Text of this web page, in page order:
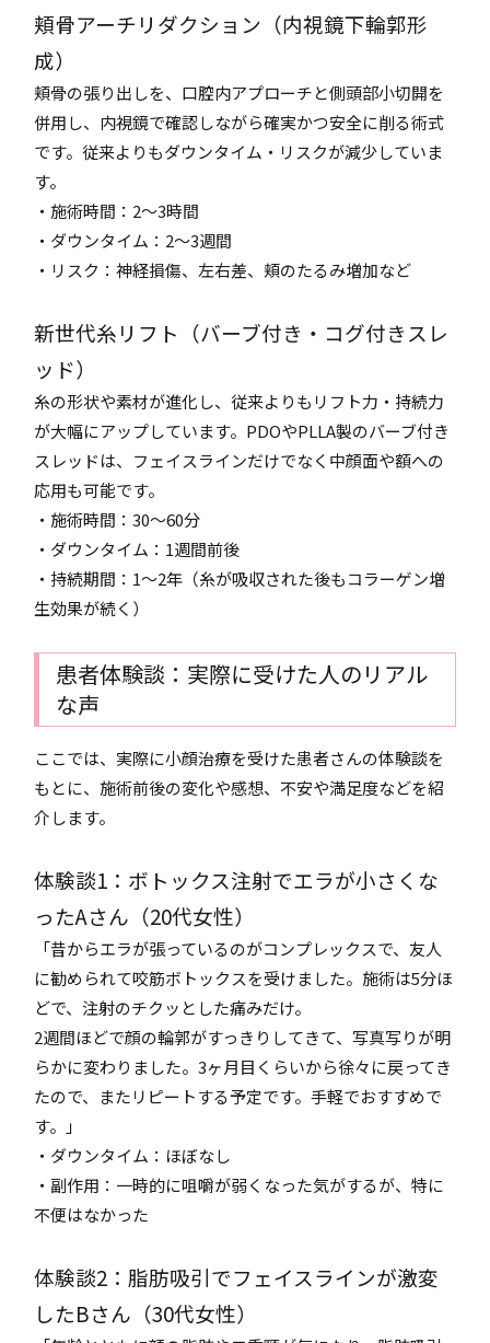
頬骨アーチリダクション（内視鏡下輪郭形
成）
頬骨の張り出しを、口腔内アプローチと側頭部小切開を
併用し、内視鏡で確認しながら確実かつ安全に削る術式
です。従来よりもダウンタイム・リスクが減少していま
す。
・施術時間：2〜3時間
・ダウンタイム：2〜3週間
・リスク：神経損傷、左右差、頬のたるみ増加など
新世代糸リフト（バーブ付き・コグ付きスレ
ッド）
糸の形状や素材が進化し、従来よりもリフト力・持続力
が大幅にアップしています。PDOやPLLA製のバーブ付き
スレッドは、フェイスラインだけでなく中顔面や額への
応用も可能です。
・施術時間：30〜60分
・ダウンタイム：1週間前後
・持続期間：1〜2年（糸が吸収された後もコラーゲン増
生効果が続く）
患者体験談：実際に受けた人のリアル
な声
ここでは、実際に小顔治療を受けた患者さんの体験談を
もとに、施術前後の変化や感想、不安や満足度などを紹
介します。
体験談1：ボトックス注射でエラが小さくな
ったAさん（20代女性）
「昔からエラが張っているのがコンプレックスで、友人
に勧められて咬筋ボトックスを受けました。施術は5分ほ
どで、注射のチクッとした痛みだけ。
2週間ほどで顔の輪郭がすっきりしてきて、写真写りが明
らかに変わりました。3ヶ月目くらいから徐々に戻ってき
たので、またリピートする予定です。手軽でおすすめで
す。」
・ダウンタイム：ほぼなし
・副作用：一時的に咀嚼が弱くなった気がするが、特に
不便はなかった
体験談2：脂肪吸引でフェイスラインが激変
したBさん（30代女性）